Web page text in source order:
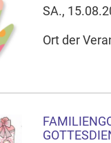
Ihre Cookie-
SA.,
Ort der